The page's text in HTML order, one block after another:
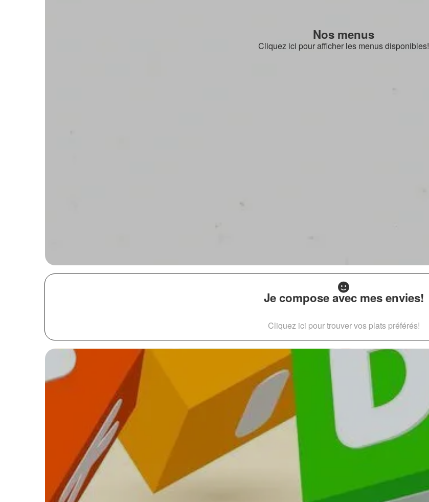
Nos menus
Cliquez ici pour afficher les menus disponibles!
Je compose avec mes envies!
Cliquez ici pour trouver vos plats préférés!